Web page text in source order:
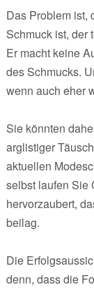
Das Problem ist,
Schmuck ist, der
Er macht keine
des Schmucks.
wenn auch eher
Sie könnten
arglistiger
aktuellen
selbst laufen Sie
hervorzaubert,
beilag.
Die
denn, dass die